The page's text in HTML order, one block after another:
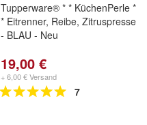
Tupperware® * * KüchenPerle *
* Eitrenner, Reibe, Zitruspresse
- BLAU - Neu
19,00 €
+ 6,00 € Versand
7